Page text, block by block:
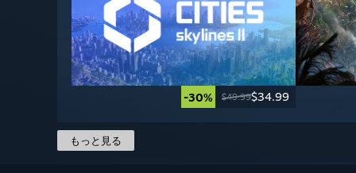
-30% $49.99$34.99
もっと見る